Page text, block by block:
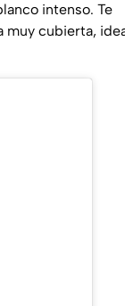
intenso. Te
muy cubierta,